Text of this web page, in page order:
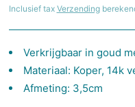
Inclusief tax Verzending
Verkrijgbaar in goud
Materiaal: Koper, 14k
Afmeting: 3,5cm